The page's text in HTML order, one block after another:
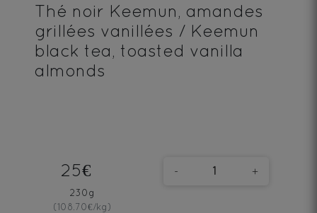
Thé noir Keemun, amandes
grillées vanillées / Keemun
black tea, toasted vanilla
almonds
25€
230g
(108.70€/kg)
- +